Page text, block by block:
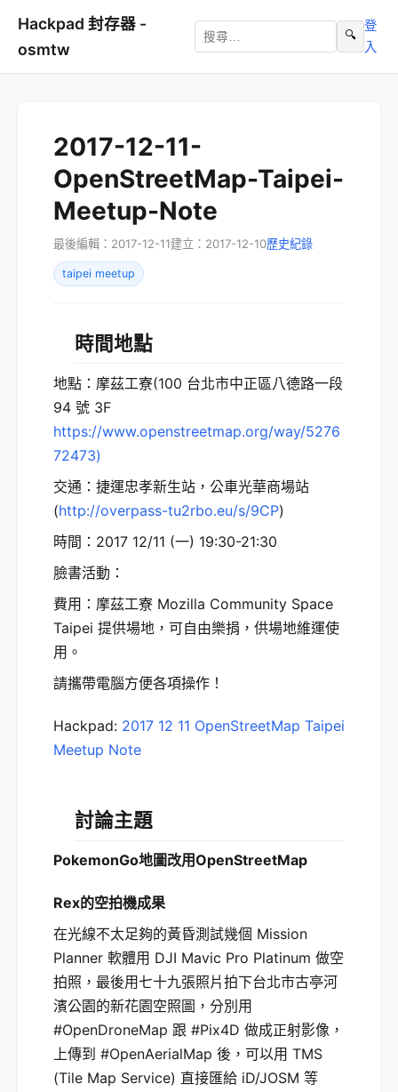
Hackpad 封存器 -
osmtw
🔍
登
入
2017-12-11-
OpenStreetMap-Taipei-
Meetup-Note
最後編輯：2017-12-11建立：2017-12-10歷史紀錄
taipei meetup
時間地點
地點：摩茲工寮(100 台北市中正區八德路一段
94 號 3F
https://www.openstreetmap.org/way/5276
72473)
交通：捷運忠孝新生站，公車光華商場站
(http://overpass-tu2rbo.eu/s/9CP)
時間：2017 12/11 (一) 19:30-21:30
臉書活動：
費用：摩茲工寮 Mozilla Community Space
Taipei 提供場地，可自由樂捐，供場地維運使
用。
請攜帶電腦方便各項操作！
Hackpad: 2017 12 11 OpenStreetMap Taipei
Meetup Note
討論主題
PokemonGo地圖改用OpenStreetMap
Rex的空拍機成果
在光線不太足夠的黃昏測試幾個 Mission
Planner 軟體用 DJI Mavic Pro Platinum 做空
拍照，最後用七十九張照片拍下台北市古亭河
濱公園的新花園空照圖，分別用
#OpenDroneMap 跟 #Pix4D 做成正射影像，
上傳到 #OpenAerialMap 後，可以用 TMS
(Tile Map Service) 直接匯給 iD/JOSM 等